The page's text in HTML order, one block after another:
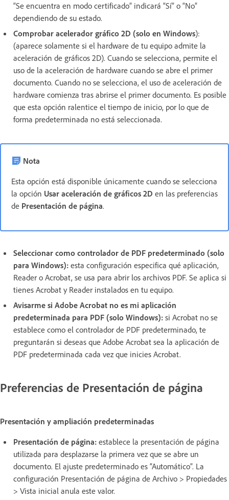
“Se encuentra en modo certificado” indicará “Sí” o “No”
dependiendo de su estado.
Comprobar acelerador gráfico 2D (solo en Windows):
(aparece solamente si el hardware de tu equipo admite la
aceleración de gráficos 2D). Cuando se selecciona, permite el
uso de la aceleración de hardware cuando se abre el primer
documento. Cuando no se selecciona, el uso de aceleración de
hardware comienza tras abrirse el primer documento. Es posible
que esta opción ralentice el tiempo de inicio, por lo que de
forma predeterminada no está seleccionada.
Nota
Esta opción está disponible únicamente cuando se selecciona
la opción Usar aceleración de gráficos 2D en las preferencias
de Presentación de página.
Seleccionar como controlador de PDF predeterminado (solo
para Windows): esta configuración especifica qué aplicación,
Reader o Acrobat, se usa para abrir los archivos PDF. Se aplica si
tienes Acrobat y Reader instalados en tu equipo.
Avisarme si Adobe Acrobat no es mi aplicación
predeterminada para PDF (solo Windows): si Acrobat no se
establece como el controlador de PDF predeterminado, te
preguntarán si deseas que Adobe Acrobat sea la aplicación de
PDF predeterminada cada vez que inicies Acrobat.
Preferencias de Presentación de página
Presentación y ampliación predeterminadas
Presentación de página: establece la presentación de página
utilizada para desplazarse la primera vez que se abre un
documento. El ajuste predeterminado es “Automático”. La
configuración Presentación de página de Archivo > Propiedades
> Vista inicial anula este valor.